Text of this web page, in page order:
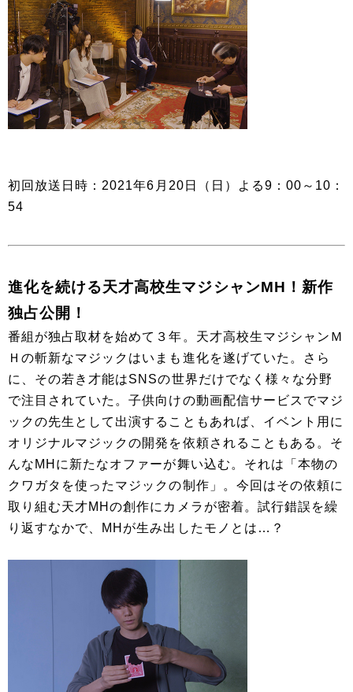
初回放送日時：2021年6月20日（日）よる9：00～10：
54
進化を続ける天才高校生マジシャンMH！新作
独占公開！
番組が独占取材を始めて３年。天才高校生マジシャンＭ
Ｈの斬新なマジックはいまも進化を遂げていた。さら
に、その若き才能はSNSの世界だけでなく様々な分野
で注目されていた。子供向けの動画配信サービスでマジ
ックの先生として出演することもあれば、イベント用に
オリジナルマジックの開発を依頼されることもある。そ
んなMHに新たなオファーが舞い込む。それは「本物の
クワガタを使ったマジックの制作」。今回はその依頼に
取り組む天才MHの創作にカメラが密着。試行錯誤を繰
り返すなかで、MHが生み出したモノとは…？